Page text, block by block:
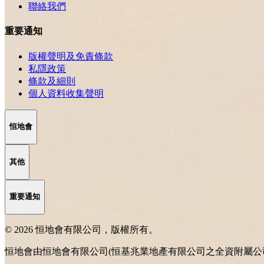
聯絡我們
重要通知
版權聲明及免責條款
私隱政策
條款及細則
個人資料收集聲明
恒地會
其他
重要通知
© 2026 恒地會有限公司，版權所有。
恒地會由恒地會有限公司(恒基兆業地產有限公司之全資附屬